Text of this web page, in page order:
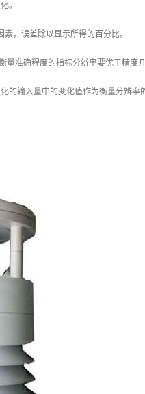
。
，误差除以显示所得的百分比。
准确程度的指标分辨率要优于精度几
的输入量中的变化值作为衡量分辨率